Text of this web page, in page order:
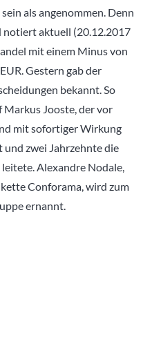
als angenommen. Denn
aktuell (20.12.2017
mit einem Minus von
Gestern gab der
bekannt. So
Jooste, der vor
mit sofortiger Wirkung
zwei Jahrzehnte die
Alexandre Nodale,
Conforama, wird zum
ernannt.